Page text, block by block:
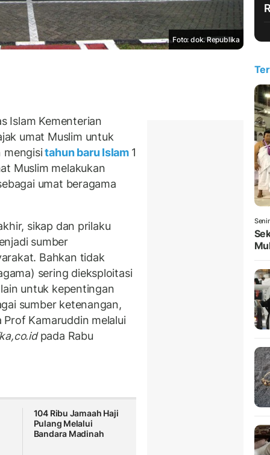
Foto: dok. Republika
Islam Kementerian
umat Muslim untuk
mengisitahun baru Islam 1
Muslim melakukan
umat beragama
sikap dan prilaku
sumber
Bahkan tidak
sering dieksploitasi
untuk kepentingan
sumber ketenangan,
Kamaruddin melalui
pada Rabu
104 Ribu Jamaah Haji
Pulang Melalui
Bandara Madinah